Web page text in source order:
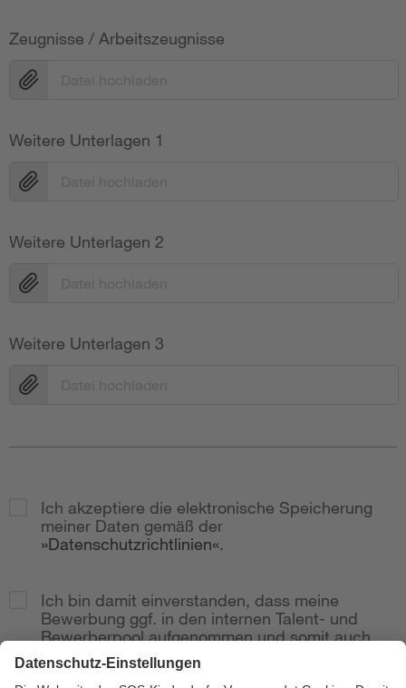
Zeugnisse / Arbeitszeugnisse
Weitere Unterlagen 1
Weitere Unterlagen 2
Weitere Unterlagen 3
Ich akzeptiere die elektronische Speicherung
meiner Daten gemäß der
Datenschutzrichtlinien .
Ich bin damit einverstanden, dass meine
Bewerbung ggf. in den internen Talent- und
Bewerberpool aufgenommen und somit auch
bei weitere Stellenausschreibungen
berücksichtig wird.